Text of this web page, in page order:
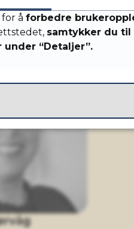
å forbedre
samtykker du til
“Detaljer”.